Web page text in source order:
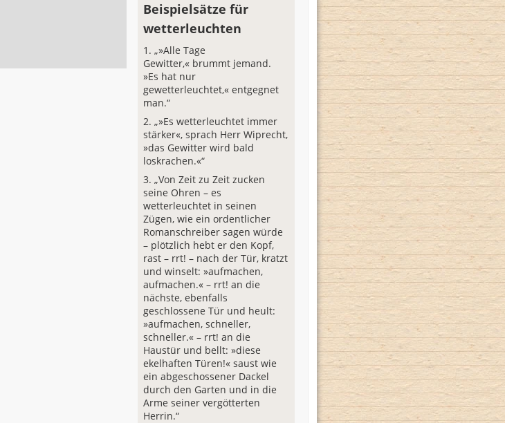
Beispielsätze für
wetterleuchten
„»Alle Tage
Gewitter,« brummt jemand.
»Es hat nur
gewetterleuchtet,« entgegnet
man.“
„»Es wetterleuchtet immer
stärker«, sprach Herr Wiprecht,
»das Gewitter wird bald
loskrachen.«“
„Von Zeit zu Zeit zucken
seine Ohren – es
wetterleuchtet in seinen
Zügen, wie ein ordentlicher
Romanschreiber sagen würde
– plötzlich hebt er den Kopf,
rast – rrt! – nach der Tür, kratzt
und winselt: »aufmachen,
aufmachen.« – rrt! an die
nächste, ebenfalls
geschlossene Tür und heult:
»aufmachen, schneller,
schneller.« – rrt! an die
Haustür und bellt: »diese
ekelhaften Türen!« saust wie
ein abgeschossener Dackel
durch den Garten und in die
Arme seiner vergötterten
Herrin.“